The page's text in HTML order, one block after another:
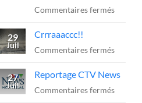
Commentaires ferméssur
à
sur
l’A-
29
Juil
Crrraaaccc!!
Commentaires ferméssur
27
Juil
Reportage CTV News
Commentaires ferméssur